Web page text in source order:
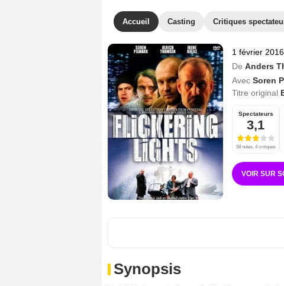
Accueil Casting Critiques
1 février 2016
De Anders
Avec Soren
Titre original
Spectateurs
3,1
58 notes, 4 critiques
VOIR SUR
Synopsis